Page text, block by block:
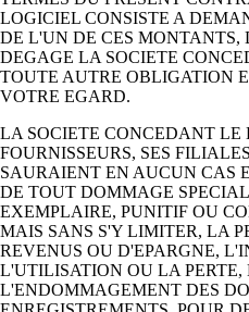
LOGICIEL CONSISTE A
DE L'UN DE CES MONTANTS,
DEGAGE LA SOCIETE
TOUTE AUTRE OBLIGATION
VOTRE EGARD.
LA SOCIETE CONCEDANT LE
FOURNISSEURS, SES
SAURAIENT EN AUCUN CAS
DE TOUT DOMMAGE
EXEMPLAIRE, PUNITIF OU
MAIS SANS S'Y LIMITER, LA
REVENUS OU D'EPARGNE,
L'UTILISATION OU LA
L'ENDOMMAGEMENT DES